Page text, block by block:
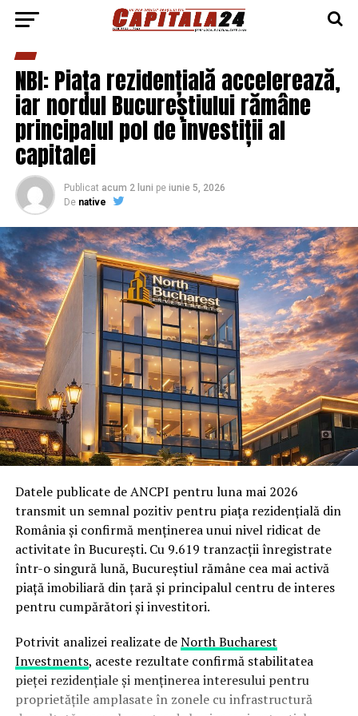
NBI: Piața rezidențială accelerează,
iar nordul Bucureștiului rămâne
principalul pol de investiții al
capitalei
Publicat acum 2 luni pe iunie 5, 2026
De native
Datele publicate de ANCPI pentru luna mai 2026
transmit un semnal pozitiv pentru piața rezidențială din
România și confirmă menținerea unui nivel ridicat de
activitate în București. Cu 9.619 tranzacții înregistrate
într-o singură lună, Bucureștiul rămâne cea mai activă
piață imobiliară din țară și principalul centru de interes
pentru cumpărători și investitori.
Potrivit analizei realizate deNorth Bucharest
Investments, aceste rezultate confirmă stabilitatea
pieței rezidențiale și menținerea interesului pentru
proprietățile amplasate în zonele cu infrastructură